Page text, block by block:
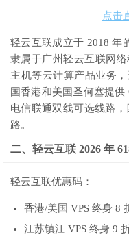
点击
轻云互联成立于 2018 年
隶属于广州轻云互联网
主机等云计算产品业务
国香港和美国圣何塞提
电信联通双线可选线路
路。
二、轻云互联 2026 年
轻云互联优惠码 ：
香港/美国 VPS 终身 8
江苏镇江 VPS 终身 9